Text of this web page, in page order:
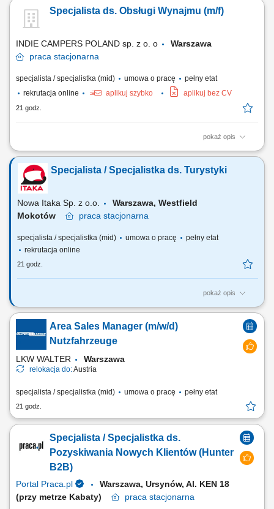
prowadzenie renegocjacji warunków współpracy oraz przedłużanie
umów Realizacja celów sprzedażowych poprzez aktywny kontakt
Specjalista ds. Obsługi Wynajmu (m/f)
INDIE CAMPERS POLAND sp. z o. o
Warszawa
praca stacjonarna
specjalista / specjalistka (mid) umowa o pracę
pełny etat
rekrutacja online
aplikuj szybko aplikuj bez CV
21 godz.
pokaż opis
ROLA Specjalista ds. Obsługi Wynajmu realizuje wszystkie operacje
związane z wynajmem, które obejmują kontakt z klientem, a także
prowadzi profesjonalne prezentacje sprzedażowe kamperów, aby
przekształcać leady w kupujących. Jest to praktyczna, zorientowana na
klienta rola, łącząca...
Specjalista / Specjalistka ds. Turystyki
Nowa Itaka Sp. z o.o.
Warszawa, Westfield
Mokotów
praca stacjonarna
specjalista / specjalistka (mid) umowa o pracę
pełny etat
rekrutacja online
21 godz.
pokaż opis
Rozpocznij zawodową podróż z ITAKĄ - największym polskim biurem
podróży! Jakie zadania na Ciebie czekają Intensywna nauka w ramach
procesu wdrożenia; Kompleksowa obsługa klientów w zakresie
sprzedaży ofert turystycznych; Budowanie trwałych relacji z klientami
naszej firmy; Realizacja...
Area Sales Manager (m/w/d)
Nutzfahrzeuge
LKW WALTER Warszawa
relokacja do:Austria
specjalista / specjalistka (mid) umowa o pracę pełny etat
21 godz.
Specjalista / Specjalistka ds.
Pozyskiwania Nowych Klientów (Hunter
B2B)
Portal Praca.pl
Warszawa, Ursynów, Al. KEN 18
(przy metrze Kabaty)
praca stacjonarna